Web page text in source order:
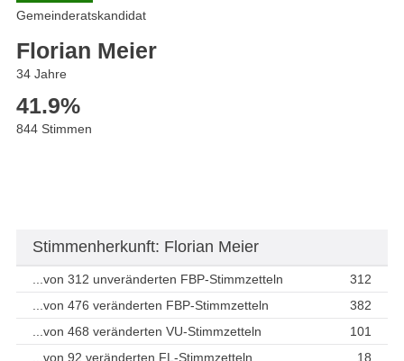
Gemeinderatskandidat
Florian Meier
34 Jahre
41.9%
844 Stimmen
Stimmenherkunft: Florian Meier
...von 312 unveränderten FBP-Stimmzetteln
312
...von 476 veränderten FBP-Stimmzetteln
382
...von 468 veränderten VU-Stimmzetteln
101
...von 92 veränderten FL-Stimmzetteln
18